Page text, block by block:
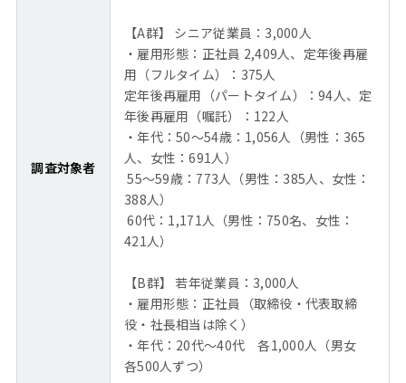
調査対象者
【A群】 シニア従業員：3,000人
・雇用形態：正社員 2,409人、定年後再雇
用（フルタイム）：375人
定年後再雇用（パートタイム）：94人、定
年後再雇用（嘱託）：122人
・年代：50〜54歳：1,056人（男性：365
人、女性：691人）
55〜59歳：773人（男性：385人、女性：
388人）
60代：1,171人（男性：750名、女性：
421人）
【B群】 若年従業員：3,000人
・雇用形態：正社員（取締役・代表取締
役・社長相当は除く）
・年代：20代～40代 各1,000人（男女
各500人ずつ）